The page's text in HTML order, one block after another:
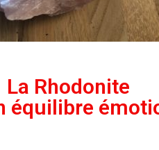
La Rhodonite
équilibre